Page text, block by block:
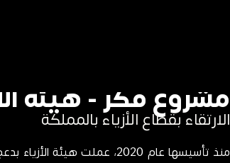
مشروع فكر - هيئة
الارتقاء بقطاع الأزياء بالمملكة
منذ تأسيسها عام 2020، عملت